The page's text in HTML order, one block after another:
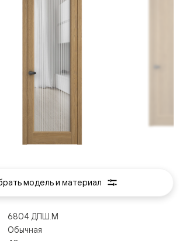
6804 ДПШ.М
Обычная
модель и материал